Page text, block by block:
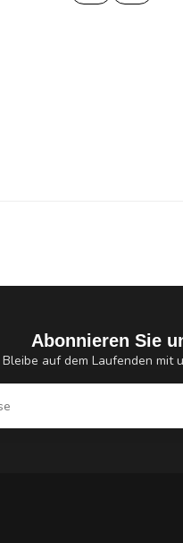
Abonnieren Sie
Bleibe auf dem Laufenden mit